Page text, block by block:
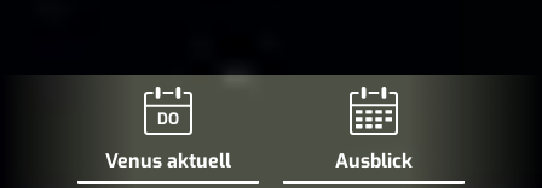
DO
Venus aktuell Ausblick